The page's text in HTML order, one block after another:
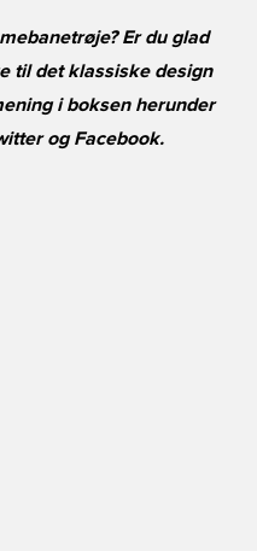
Er du glad
til det klassiske design
i boksen herunder
ogFacebook.